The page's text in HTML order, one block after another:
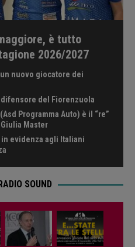
è tutto
2026/2027
nuovo giocatore dei
del Fiorenzuola
Programma Auto) è il “re”
Master
evidenza agli Italiani
SOUND